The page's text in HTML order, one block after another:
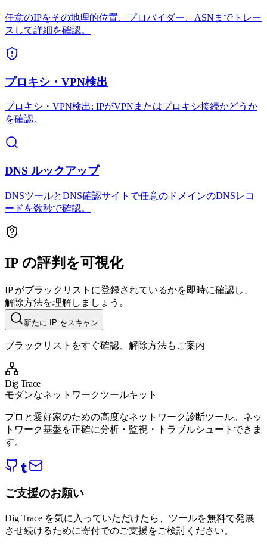
任意のIPをその地理的位置、プロバイダー、ASNまでトレー
スして詳細を確認。
プロキシ・VPN検出
プロキシ・VPN検出: IPがVPNまたはプロキシ接続かどうか
を確認。
DNS ルックアップ
DNSツールとDNS確認サイトで任意のドメインのDNSレコ
ードを数秒で確認。
IP の評判を可視化
IP がブラックリストに登録されているかを即時に確認し、
解除方法を理解しましょう。
新たに IP をスキャン
ブラックリストをすぐ確認、解除方法もご案内
Dig Trace
モダンなネットワークツールキット
プロと愛好家のための高度なネットワーク診断ツール。ネッ
トワーク基盤を正確に分析・監視・トラブルシュートできま
す。
ご支援のお願い
Dig Trace を気に入っていただけたら、ツールを無料で発展
させ続けるために寄付でのご支援をご検討ください。